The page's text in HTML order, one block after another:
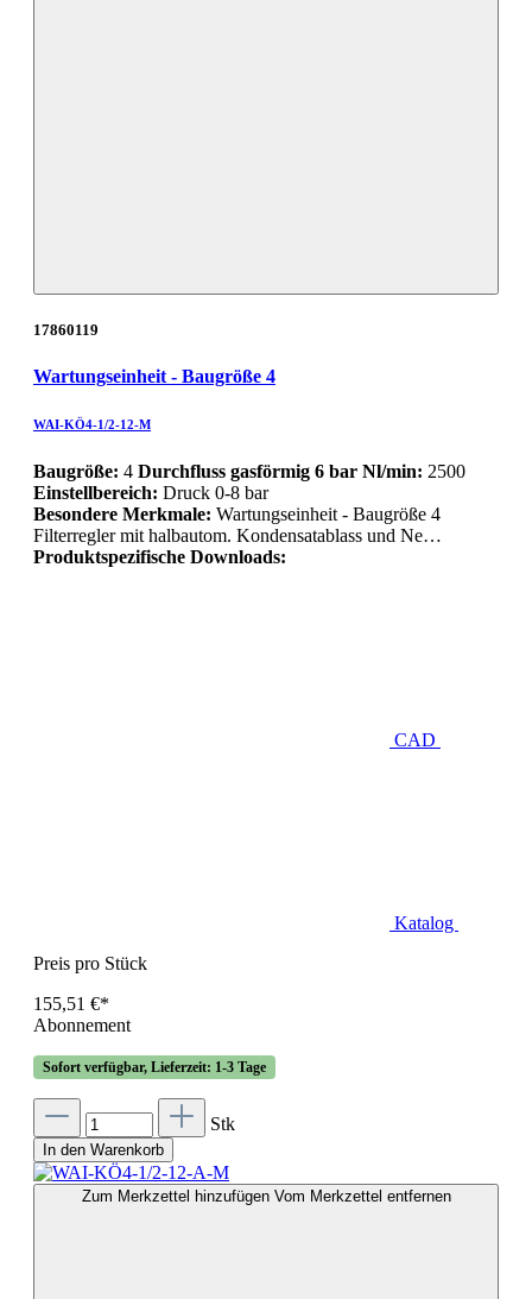
17860119
Wartungseinheit - Baugröße 4
WAI-KÖ4-1/2-12-M
Baugröße: 4 Durchfluss gasförmig 6 bar Nl/min: 2500
Einstellbereich: Druck 0-8 bar
Besondere Merkmale: Wartungseinheit - Baugröße 4
Filterregler mit halbautom. Kondensatablass und Ne…
Produktspezifische Downloads:
CAD
Katalog
Preis pro Stück
155,51 €*
Abonnement
Sofort verfügbar, Lieferzeit: 1-3 Tage
Stk
In den Warenkorb
Zum Merkzettel hinzufügen Vom Merkzettel entfernen